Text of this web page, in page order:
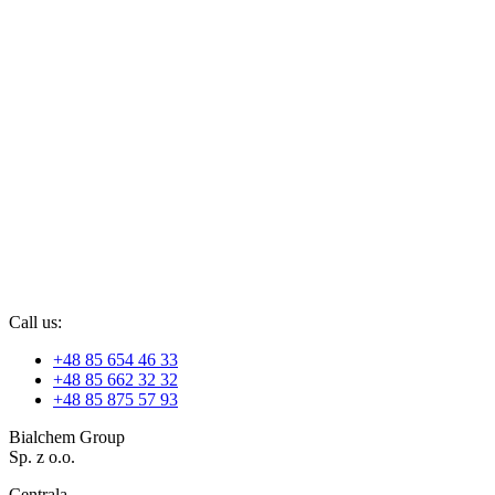
Call us:
+48 85 654 46 33
+48 85 662 32 32
+48 85 875 57 93
Bialchem Group
Sp. z o.o.